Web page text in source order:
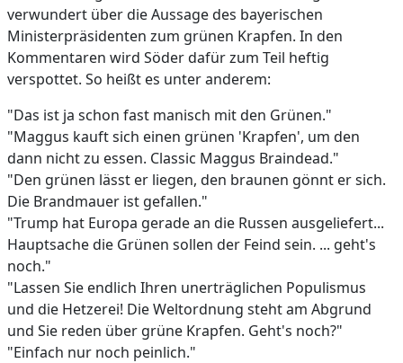
verwundert über die Aussage des bayerischen
Ministerpräsidenten zum grünen Krapfen. In den
Kommentaren wird Söder dafür zum Teil heftig
verspottet. So heißt es unter anderem:
"Das ist ja schon fast manisch mit den Grünen."
"Maggus kauft sich einen grünen 'Krapfen', um den
dann nicht zu essen. Classic Maggus Braindead."
"Den grünen lässt er liegen, den braunen gönnt er sich.
Die Brandmauer ist gefallen."
"Trump hat Europa gerade an die Russen ausgeliefert...
Hauptsache die Grünen sollen der Feind sein. ... geht's
noch."
"Lassen Sie endlich Ihren unerträglichen Populismus
und die Hetzerei! Die Weltordnung steht am Abgrund
und Sie reden über grüne Krapfen. Geht's noch?"
"Einfach nur noch peinlich."